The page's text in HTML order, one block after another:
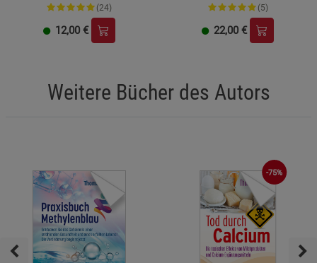
(24)
12,00 €
(5)
22,00 €
Weitere Bücher des Autors
-75%